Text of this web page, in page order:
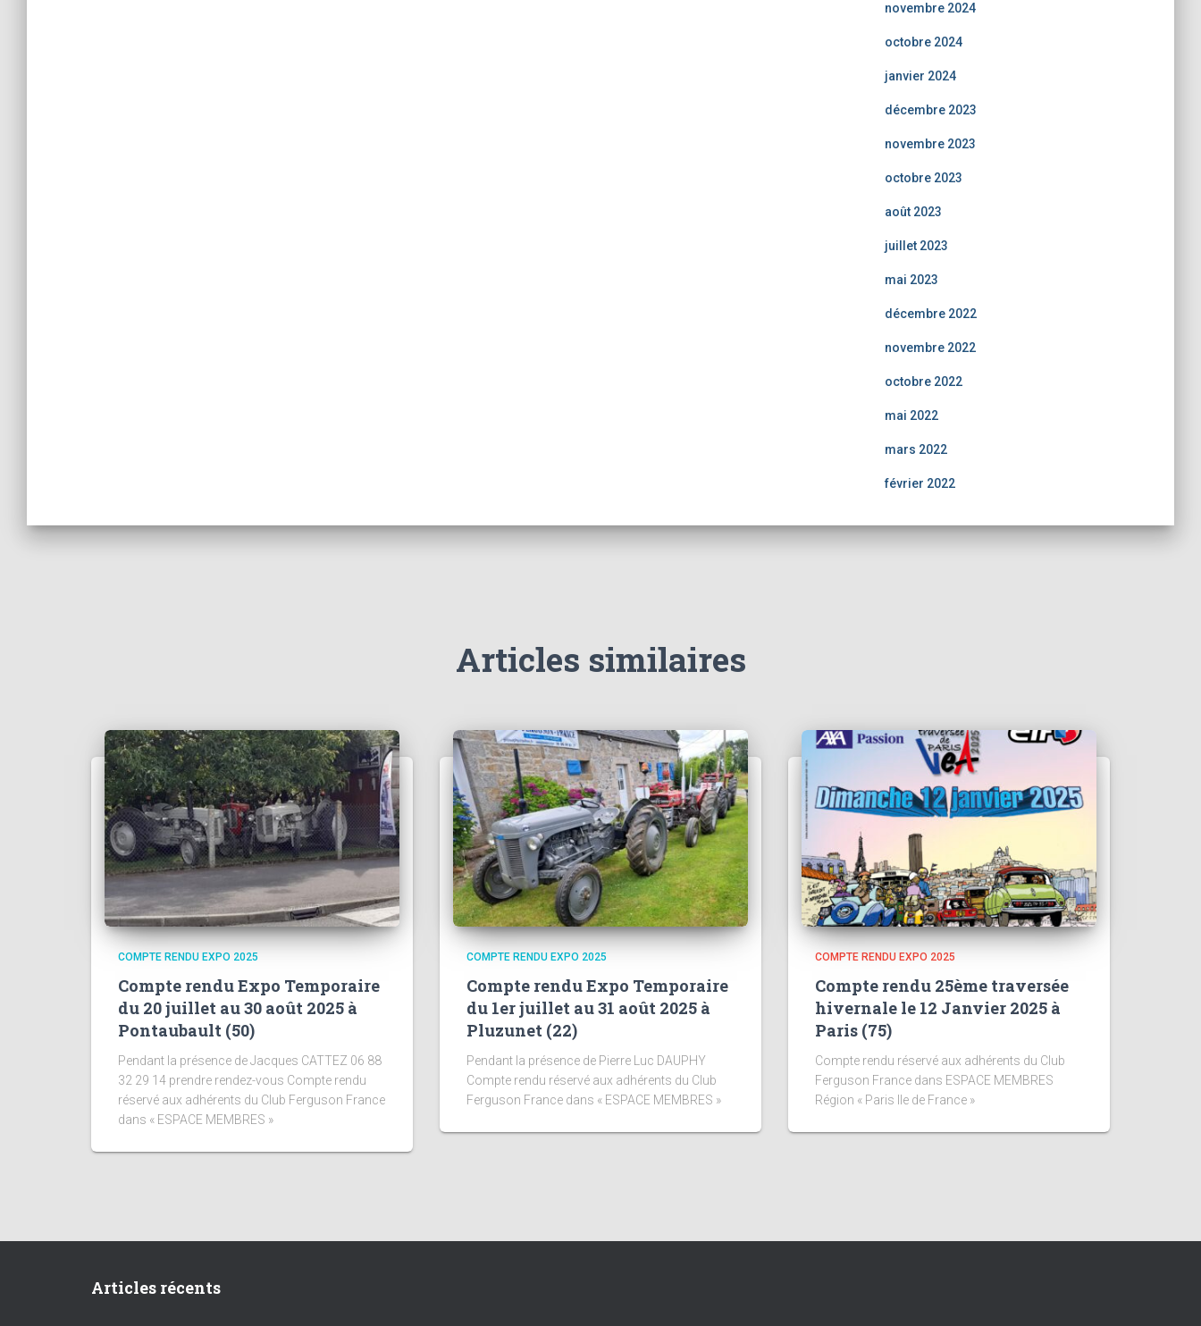
novembre 2024
octobre 2024
janvier 2024
décembre 2023
novembre 2023
octobre 2023
août 2023
juillet 2023
mai 2023
décembre 2022
novembre 2022
octobre 2022
mai 2022
mars 2022
février 2022
Articles similaires
COMPTE RENDU EXPO 2025
Compte rendu Expo Temporaire
du 20 juillet au 30 août 2025 à
Pontaubault (50)
Pendant la présence de Jacques CATTEZ 06 88
32 29 14 prendre rendez-vous Compte rendu
réservé aux adhérents du Club Ferguson France
dans « ESPACE MEMBRES »
COMPTE RENDU EXPO 2025
Compte rendu Expo Temporaire
du 1er juillet au 31 août 2025 à
Pluzunet (22)
Pendant la présence de Pierre Luc DAUPHY
Compte rendu réservé aux adhérents du Club
Ferguson France dans « ESPACE MEMBRES »
COMPTE RENDU EXPO 2025
Compte rendu 25ème traversée
hivernale le 12 Janvier 2025 à
Paris (75)
Compte rendu réservé aux adhérents du Club
Ferguson France dans ESPACE MEMBRES
Région « Paris Ile de France »
Articles récents